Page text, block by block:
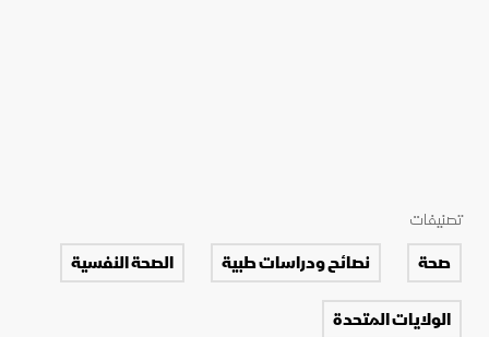
تصنيفات
صحة نصائح ودراسات طبية
الصحة النفسية
الولايات المتحدة